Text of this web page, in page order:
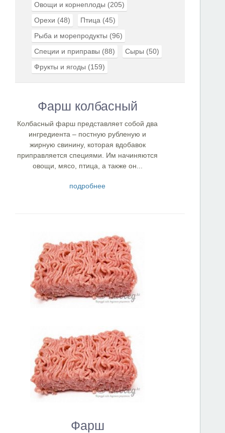
Овощи и корнеплоды (205)
Орехи (48) Птица (45)
Рыба и морепродукты (96)
Специи и приправы (88) Сыры (50)
Фрукты и ягоды (159)
Фарш колбасный
Колбасный фарш представляет собой два
ингредиента – постную рубленую и
жирную свинину, которая вдобавок
приправляется специями. Им начиняются
овощи, мясо, птица, а также он...
подробнее
Фарш